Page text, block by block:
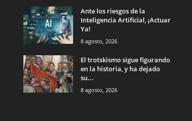
Ante los riesgos de la
Inteligencia Artificial, ¡Actuar
Ya!
8 agosto, 2026
El trotskismo sigue figurando
en la historia, y ha dejado
su...
8 agosto, 2026